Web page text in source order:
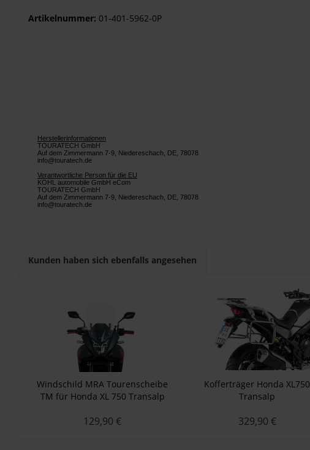
Artikelnummer: 01-401-5962-0P
Herstellerinformationen
TOURATECH GmbH
Auf dem Zimmermann 7-9, Niedereschach, DE, 78078
info@touratech.de
Verantwortliche Person für die EU
KOHL automobile GmbH eCom
TOURATECH GmbH
Auf dem Zimmermann 7-9, Niedereschach, DE, 78078
info@touratech.de
Kunden haben sich ebenfalls angesehen
Windschild MRA Tourenscheibe
TM für Honda XL 750 Transalp
129,90 €
Kofferträger Honda XL750
Transalp
329,90 €